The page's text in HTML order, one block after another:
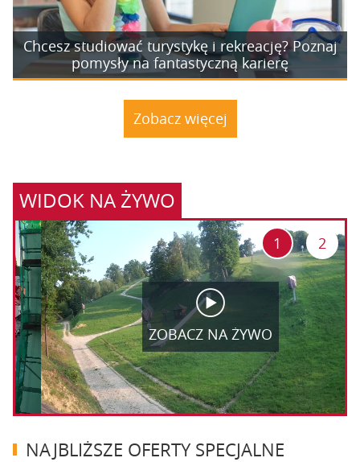
Chcesz studiować turystykę i rekreację? Poznaj
pomysły na fantastyczną karierę
Zobacz więcej
WIDOK NA ŻYWO
ZOBACZ NA ŻYWO
1 2
NAJBLIŻSZE OFERTY SPECJALNE